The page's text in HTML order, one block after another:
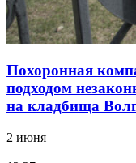
Похоронная
подходом
на кладбища
2 июня